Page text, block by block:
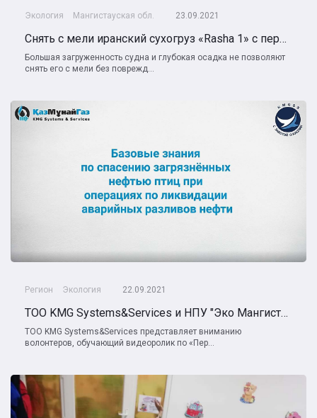
Экология Мангистауская обл. 23.09.2021
Снять с мели иранский сухогруз «Rasha 1» с первого раза не удалось
Большая загруженность судна и глубокая осадка не позволяют
снять его с мели без поврежд...
Регион Экология 22.09.2021
ТОО KMG Systems&Services и НПУ "Эко Мангистау" продолжают реализацию Программы развития волонтерства при ЛАРН
ТОО KMG Systems&Services представляет вниманию
волонтеров, обучающий видеоролик по «Пер...